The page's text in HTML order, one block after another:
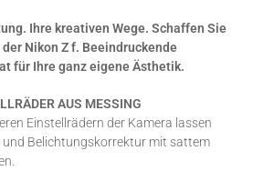
Ihre kreativen Wege. Schaffen Sie
Nikon Z f. Beeindruckende
für Ihre ganz eigene Ästhetik.
AUS MESSING
Einstellrädern der Kamera lassen
und Belichtungskorrektur mit sattem